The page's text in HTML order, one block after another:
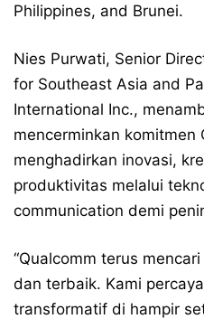
Philippines, and Brunei.
Nies Purwati, Senior
for Southeast Asia and
International Inc.,
mencerminkan komitmen
menghadirkan inovasi,
produktivitas melalui
communication demi
“Qualcomm terus
dan terbaik. Kami
transformatif di hampir